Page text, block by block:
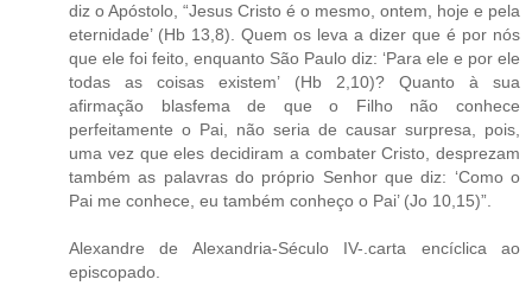
diz o Apóstolo, “Jesus Cristo é o mesmo, ontem, hoje e pela
eternidade’ (Hb 13,8). Quem os leva a dizer que é por nós
que ele foi feito, enquanto São Paulo diz: ‘Para ele e por ele
todas as coisas existem’ (Hb 2,10)? Quanto à sua
afirmação blasfema de que o Filho não conhece
perfeitamente o Pai, não seria de causar surpresa, pois,
uma vez que eles decidiram a combater Cristo, desprezam
também as palavras do próprio Senhor que diz: ‘Como o
Pai me conhece, eu também conheço o Pai’ (Jo 10,15)”.
Alexandre de Alexandria-Século IV-.carta encíclica ao
episcopado.